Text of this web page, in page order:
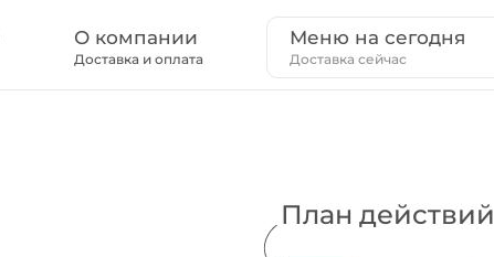
О компании
Доставка и оплата
Меню на сегодня
Доставка сейчас
План действий